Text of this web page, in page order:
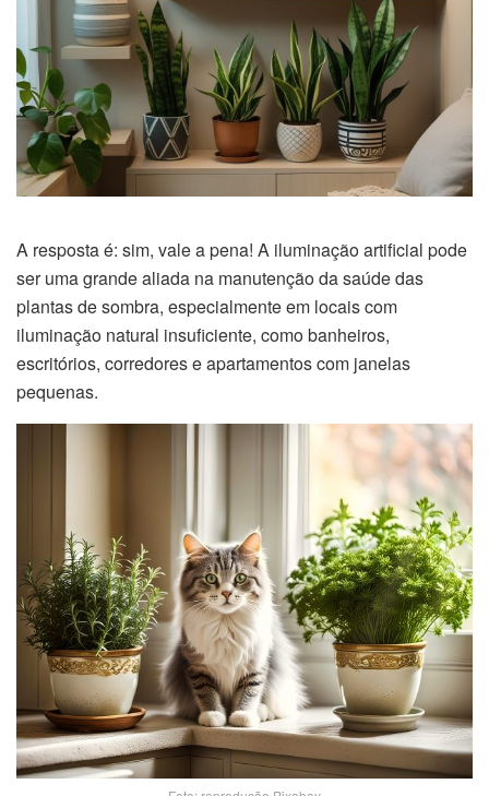
A resposta é: sim, vale a pena! A iluminação artificial pode
ser uma grande aliada na manutenção da saúde das
plantas de sombra, especialmente em locais com
iluminação natural insuficiente, como banheiros,
escritórios, corredores e apartamentos com janelas
pequenas.